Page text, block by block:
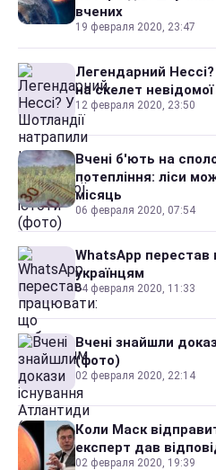
вчених
19 февраля 2020, 23:47
Легендарний
на скелет
12 февраля 2020, 23:50
Вчені б'ють на
потепління: ліси
місяць
06 февраля 2020, 07:54
WhatsApp
українцям
04 февраля 2020, 11:33
Вчені знайшли
(фото)
02 февраля 2020, 22:14
Коли Маск
експерт дав
02 февраля 2020, 19:39